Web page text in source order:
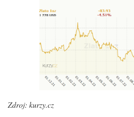
Zdroj: kurzy.cz